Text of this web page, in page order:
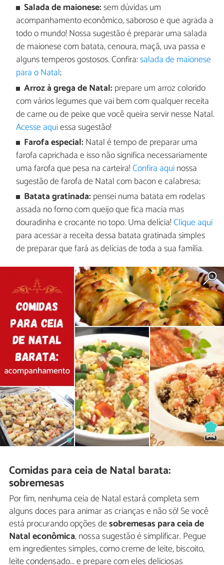
Salada de maionese:sem dúvidas um
acompanhamento econômico, saboroso e que agrada a
todo o mundo! Nossa sugestão é preparar uma salada
de maionese com batata, cenoura, maçã, uva passa e
alguns temperos gostosos. Confira:salada de maionese
para o Natal;
Arroz à grega de Natal: prepare um arroz colorido
com vários legumes que vai bem com qualquer receita
de carne ou de peixe que você queira servir nesse Natal.
Acesse aquiessa sugestão!
Farofa especial: Natal é tempo de preparar uma
farofa caprichada e isso não significa necessariamente
uma farofa que pesa na carteira!Confira aquinossa
sugestão de farofa de Natal com bacon e calabresa;
Batata gratinada: pensei numa batata em rodelas
assada no forno com queijo que fica macia mas
douradinha e crocante no topo. Uma delícia!Clique aqui
para acessar a receita dessa batata gratinada simples
de preparar que fará as delícias de toda a sua família.
Comidas para ceia de Natal barata:
sobremesas
Por fim, nenhuma ceia de Natal estará completa sem
alguns doces para animar as crianças e não só! Se você
está procurando opções desobremesas para ceia de
Natal econômica, nossa sugestão é simplificar. Pegue
em ingredientes simples, como creme de leite, biscoito,
leite condensado... e prepare com eles deliciosas